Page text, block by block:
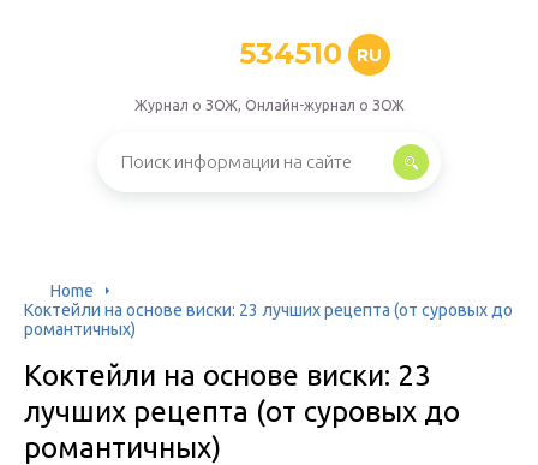
534510 RU
Журнал о ЗОЖ, Онлайн-журнал о ЗОЖ
Home
Коктейли на основе виски: 23 лучших рецепта (от суровых до
романтичных)
Коктейли на основе виски: 23
лучших рецепта (от суровых до
романтичных)